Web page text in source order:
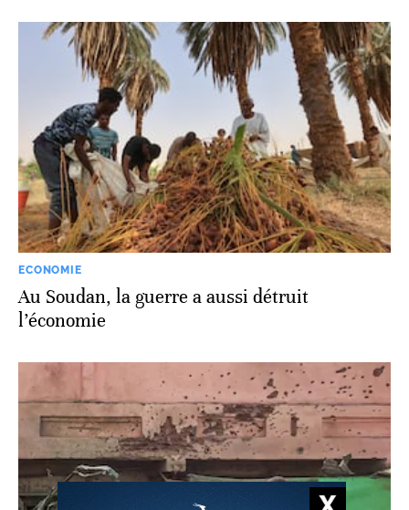
ECONOMIE
Au Soudan, la guerre a aussi détruit
l’économie